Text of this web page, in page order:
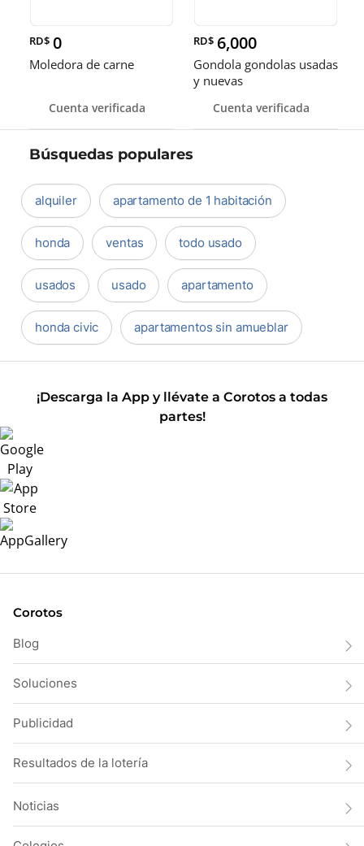
RD$ 0
Moledora de carne
Cuenta verificada
RD$ 6,000
Gondola gondolas usadas
y nuevas
Cuenta verificada
Búsquedas populares
alquiler apartamento de 1 habitación
honda ventas todo usado
usados usado apartamento
honda civic apartamentos sin amueblar
¡Descarga la App y llévate a Corotos a todas
partes!
Corotos
Blog
Soluciones
Publicidad
Resultados de la lotería
Noticias